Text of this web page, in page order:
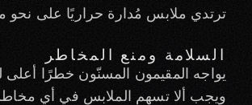
ترتدي ملابس مُدارة حراريًا على نحو
السلامة ومنع المخاطر
يواجه المقيمون المسنّون خطرًا
ويجب ألا تسهم الملابس في أي